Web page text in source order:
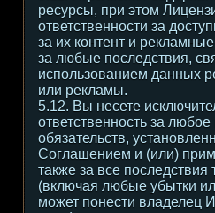
ресурсы, при этом
ответственности за
за их контент и
за любые последствия,
использованием данных
или рекламы.
5.12. Вы несете
ответственность за
обязательств,
Соглашением и (или)
также за все последствия
(включая любые убытки
может понести владелец